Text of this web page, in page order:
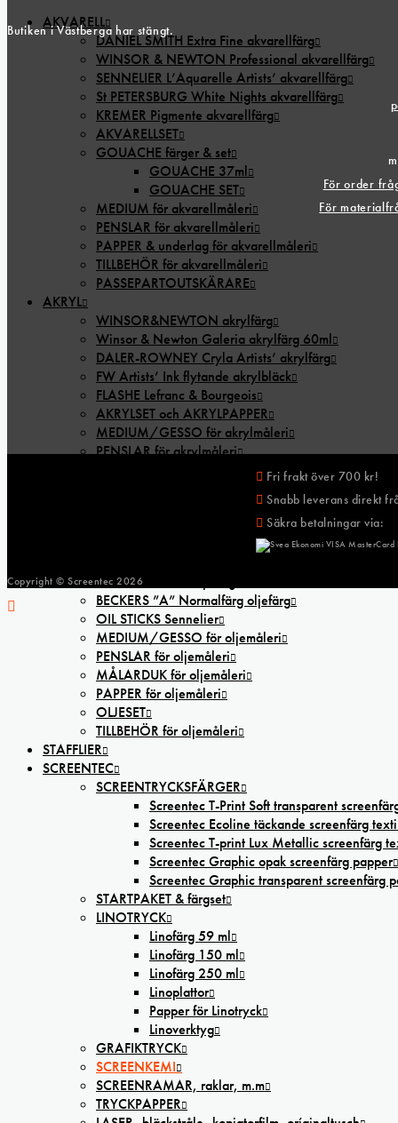
AKVARELL
DANIEL SMITH Extra Fine akvarellfärg
WINSOR & NEWTON Professional akvarellfärg
SENNELIER L’Aquarelle Artists’ akvarellfärg
St PETERSBURG White Nights akvarellfärg
KREMER Pigmente akvarellfärg
AKVARELLSET
GOUACHE färger & set
GOUACHE 37ml
GOUACHE SET
MEDIUM för akvarellmåleri
PENSLAR för akvarellmåleri
PAPPER & underlag för akvarellmåleri
TILLBEHÖR för akvarellmåleri
PASSEPARTOUTSKÄRARE
AKRYL
WINSOR&NEWTON akrylfärg
Winsor & Newton Galeria akrylfärg 60ml
DALER-ROWNEY Cryla Artists’ akrylfärg
FW Artists’ Ink flytande akrylbläck
FLASHE Lefranc & Bourgeois
AKRYLSET och AKRYLPAPPER
MEDIUM/GESSO för akrylmåleri
PENSLAR för akrylmåleri
MICHAEL HARDING oljefärg
SENNELIER Extra Fine oljefärg
W&N WINTON oljefärg 200ml
BECKERS ”A” Normalfärg oljefärg
OIL STICKS Sennelier
MEDIUM/GESSO för oljemåleri
PENSLAR för oljemåleri
MÅLARDUK för oljemåleri
PAPPER för oljemåleri
OLJESET
TILLBEHÖR för oljemåleri
STAFFLIER
SCREENTEC
SCREENTRYCKSFÄRGER
Screentec T-Print Soft transparent
Screentec Ecoline täckande screenfärg
Screentec T-print Lux Metallic screenfärg
Screentec Graphic opak screenfärg papper
Screentec Graphic transparent screenfärg
STARTPAKET & färgset
LINOTRYCK
Linofärg 59 ml
Linofärg 150 ml
Linofärg 250 ml
Linoplattor
Papper för Linotryck
Linoverktyg
GRAFIKTRYCK
SCREENKEMI
SCREENRAMAR, raklar, m.m
TRYCKPAPPER
Butiken i Västberga har stängt.
För order
För
Fri frakt över 700 kr!
Snabb leverans direkt
Säkra betalningar via:
Copyright © Screentec 2026